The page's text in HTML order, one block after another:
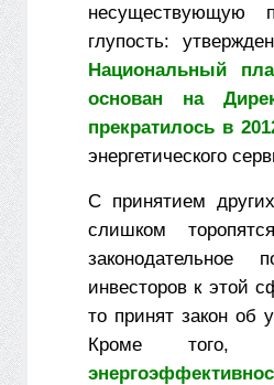
несуществующую
глупость:
Национальный
основан на
прекратилось в
энергетического
С принятием
слишком
законодательное
инвесторов к этой
то принят закон об
Кроме того,